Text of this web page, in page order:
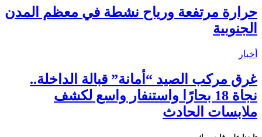
حرارة مرتفعة ورياح نشطة في معظم المدن
الجنوبية
أخبار
غرق مركب الصيد “أمانة” قبالة الداخلة..
نجاة 18 بحارًا واستنفار واسع لكشف
ملابسات الحادث